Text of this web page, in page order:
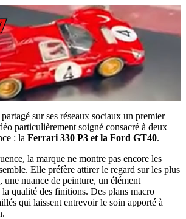
partagé sur ses réseaux sociaux un premier
particulièrement soigné consacré à deux
: la Ferrari 330 P3 et la Ford GT40.
la marque ne montre pas encore les
Elle préfère attirer le regard sur les plus
une nuance de peinture, un élément
qualité des finitions. Des plans macro
qui laissent entrevoir le soin apporté à